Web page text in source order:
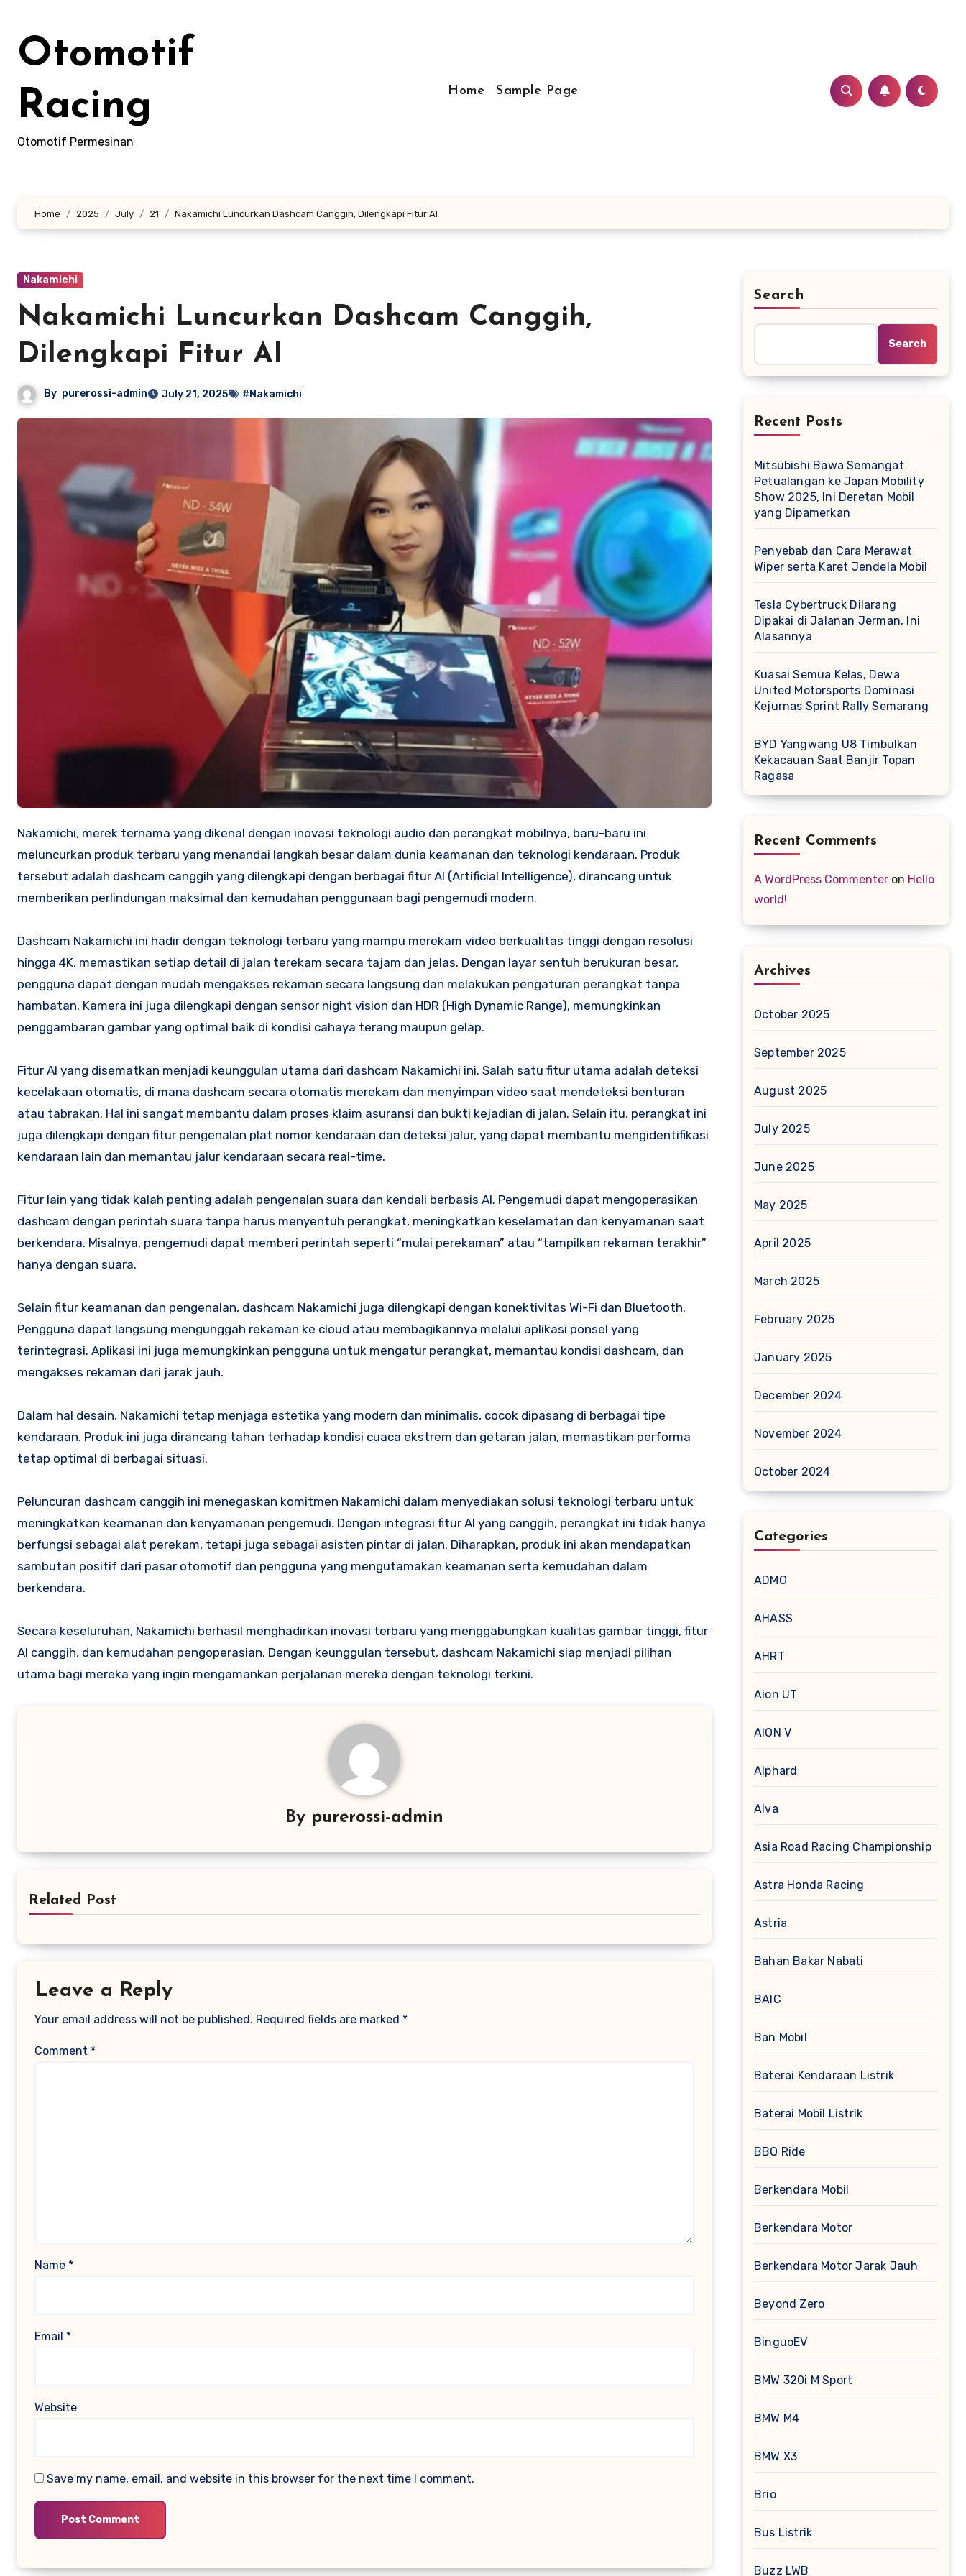
content
Otomotif
Racing
Otomotif Permesinan
Home Sample Page
Home 2025 July 21 Nakamichi Luncurkan Dashcam Canggih, Dilengkapi Fitur AI
Nakamichi
Nakamichi Luncurkan Dashcam Canggih,
Dilengkapi Fitur AI
By purerossi-admin July 21, 2025 #Nakamichi
Nakamichi, merek ternama yang dikenal dengan inovasi teknologi audio dan perangkat mobilnya, baru-baru ini
meluncurkan produk terbaru yang menandai langkah besar dalam dunia keamanan dan teknologi kendaraan. Produk
tersebut adalah dashcam canggih yang dilengkapi dengan berbagai fitur AI (Artificial Intelligence), dirancang untuk
memberikan perlindungan maksimal dan kemudahan penggunaan bagi pengemudi modern.
Dashcam Nakamichi ini hadir dengan teknologi terbaru yang mampu merekam video berkualitas tinggi dengan resolusi
hingga 4K, memastikan setiap detail di jalan terekam secara tajam dan jelas. Dengan layar sentuh berukuran besar,
pengguna dapat dengan mudah mengakses rekaman secara langsung dan melakukan pengaturan perangkat tanpa
hambatan. Kamera ini juga dilengkapi dengan sensor night vision dan HDR (High Dynamic Range), memungkinkan
penggambaran gambar yang optimal baik di kondisi cahaya terang maupun gelap.
Fitur AI yang disematkan menjadi keunggulan utama dari dashcam Nakamichi ini. Salah satu fitur utama adalah deteksi
kecelakaan otomatis, di mana dashcam secara otomatis merekam dan menyimpan video saat mendeteksi benturan
atau tabrakan. Hal ini sangat membantu dalam proses klaim asuransi dan bukti kejadian di jalan. Selain itu, perangkat ini
juga dilengkapi dengan fitur pengenalan plat nomor kendaraan dan deteksi jalur, yang dapat membantu mengidentifikasi
kendaraan lain dan memantau jalur kendaraan secara real-time.
Fitur lain yang tidak kalah penting adalah pengenalan suara dan kendali berbasis AI. Pengemudi dapat mengoperasikan
dashcam dengan perintah suara tanpa harus menyentuh perangkat, meningkatkan keselamatan dan kenyamanan saat
berkendara. Misalnya, pengemudi dapat memberi perintah seperti “mulai perekaman” atau “tampilkan rekaman terakhir”
hanya dengan suara.
Selain fitur keamanan dan pengenalan, dashcam Nakamichi juga dilengkapi dengan konektivitas Wi-Fi dan Bluetooth.
Pengguna dapat langsung mengunggah rekaman ke cloud atau membagikannya melalui aplikasi ponsel yang
terintegrasi. Aplikasi ini juga memungkinkan pengguna untuk mengatur perangkat, memantau kondisi dashcam, dan
mengakses rekaman dari jarak jauh.
Dalam hal desain, Nakamichi tetap menjaga estetika yang modern dan minimalis, cocok dipasang di berbagai tipe
kendaraan. Produk ini juga dirancang tahan terhadap kondisi cuaca ekstrem dan getaran jalan, memastikan performa
tetap optimal di berbagai situasi.
Peluncuran dashcam canggih ini menegaskan komitmen Nakamichi dalam menyediakan solusi teknologi terbaru untuk
meningkatkan keamanan dan kenyamanan pengemudi. Dengan integrasi fitur AI yang canggih, perangkat ini tidak hanya
berfungsi sebagai alat perekam, tetapi juga sebagai asisten pintar di jalan. Diharapkan, produk ini akan mendapatkan
sambutan positif dari pasar otomotif dan pengguna yang mengutamakan keamanan serta kemudahan dalam
berkendara.
Secara keseluruhan, Nakamichi berhasil menghadirkan inovasi terbaru yang menggabungkan kualitas gambar tinggi, fitur
AI canggih, dan kemudahan pengoperasian. Dengan keunggulan tersebut, dashcam Nakamichi siap menjadi pilihan
utama bagi mereka yang ingin mengamankan perjalanan mereka dengan teknologi terkini.
By purerossi-admin
Related Post
Leave a Reply
Your email address will not be published. Required fields are marked *
Comment *
Name *
Email *
Website
Save my name, email, and website in this browser for the next time I comment.
Search
Search
Recent Posts
Mitsubishi Bawa Semangat
Petualangan ke Japan Mobility
Show 2025, Ini Deretan Mobil
yang Dipamerkan
Penyebab dan Cara Merawat
Wiper serta Karet Jendela Mobil
Tesla Cybertruck Dilarang
Dipakai di Jalanan Jerman, Ini
Alasannya
Kuasai Semua Kelas, Dewa
United Motorsports Dominasi
Kejurnas Sprint Rally Semarang
BYD Yangwang U8 Timbulkan
Kekacauan Saat Banjir Topan
Ragasa
Recent Comments
A WordPress Commenter on Hello
world!
Archives
October 2025
September 2025
August 2025
July 2025
June 2025
May 2025
April 2025
March 2025
February 2025
January 2025
December 2024
November 2024
October 2024
Categories
ADMO
AHASS
AHRT
Aion UT
AION V
Alphard
Alva
Asia Road Racing Championship
Astra Honda Racing
Astria
Bahan Bakar Nabati
BAIC
Ban Mobil
Baterai Kendaraan Listrik
Baterai Mobil Listrik
BBQ Ride
Berkendara Mobil
Berkendara Motor
Berkendara Motor Jarak Jauh
Beyond Zero
BinguoEV
BMW 320i M Sport
BMW M4
BMW X3
Brio
Bus Listrik
Buzz LWB